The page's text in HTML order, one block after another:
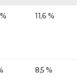
11,6 %
8,5 %